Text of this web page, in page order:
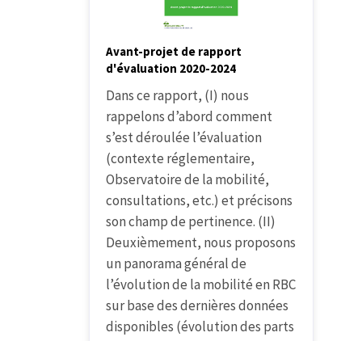
Avant-projet de rapport
d'évaluation 2020-2024
Dans ce rapport, (I) nous
rappelons d’abord comment
s’est déroulée l’évaluation
(contexte réglementaire,
Observatoire de la mobilité,
consultations, etc.) et précisons
son champ de pertinence. (II)
Deuxièmement, nous proposons
un panorama général de
l’évolution de la mobilité en RBC
sur base des dernières données
disponibles (évolution des parts